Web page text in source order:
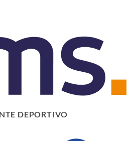
DEPORTIVO